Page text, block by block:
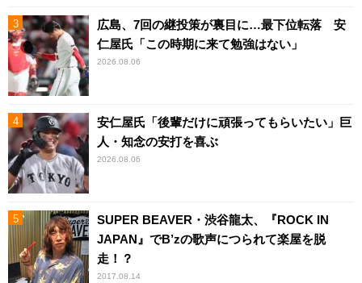
広島、7回の継投策が裏目に…最下位転落 安
仁屋氏「この時期に来て勉強はない」
2026.08.06
安仁屋氏「後輩だけに頑張ってもらいたい」巨
人・知念の安打を喜ぶ
2026.08.06
SUPER BEAVER・渋谷龍太、『ROCK IN
JAPAN』でB’zの歌声につられて楽屋を脱
走！？
2017.08.14